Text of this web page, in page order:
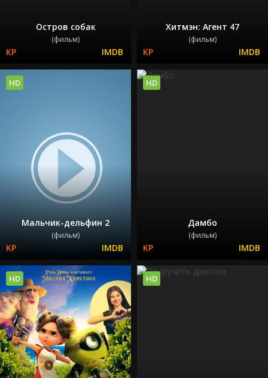
Остров собак
(фильм)
Хитмэн: Агент 47
(фильм)
Мальчик-дельфин 2
(фильм)
HD
Дамбо
(фильм)
HD
HD HD